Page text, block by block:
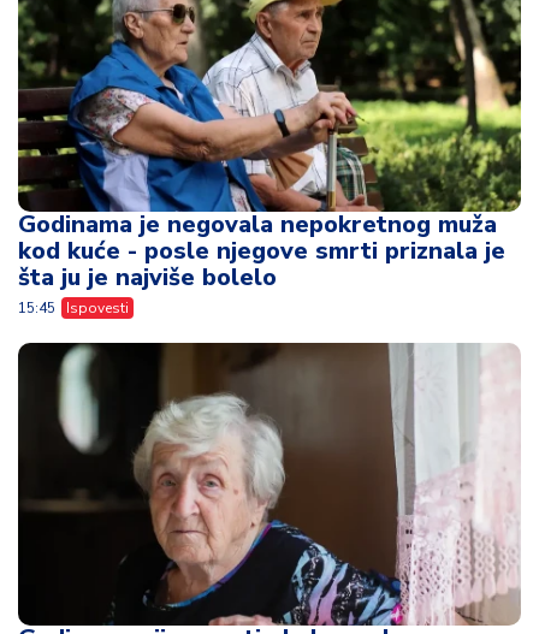
Godinama je negovala nepokretnog muža
kod kuće - posle njegove smrti priznala je
šta ju je najviše bolelo
15:45 Ispovesti